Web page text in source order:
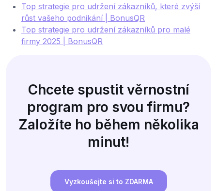
Top strategie pro udržení zákazníků, které zvýší
růst vašeho podnikání | BonusQR
Top strategie pro udržení zákazníků pro malé
firmy 2025 | BonusQR
Chcete spustit věrnostní
program pro svou firmu?
Založíte ho během několika
minut!
Vyzkoušejte si to ZDARMA